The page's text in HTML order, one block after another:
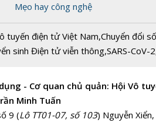
Mẹo hay công nghệ
tuyến điện tử Việt Nam,Chuyển đổi số
sinh Điện tử viễn thông,SARS-CoV-2
- Cơ quan chủ quản: Hội Vô
Minh Tuấn
9 (Lô TT01-07, số 103) Nguyễn